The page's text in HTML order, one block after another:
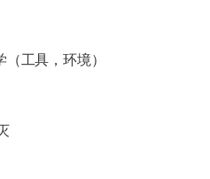
工具，环境）